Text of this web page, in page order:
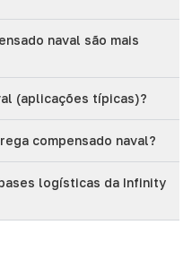
naval são mais
(aplicações típicas)?
compensado naval?
logísticas da Infinity